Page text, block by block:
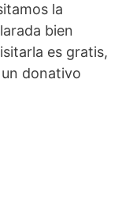
la
bien
es gratis,
donativo